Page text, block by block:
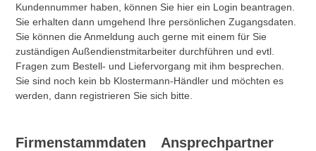
Kundennummer haben, können Sie hier ein Login beantragen.
Sie erhalten dann umgehend Ihre persönlichen Zugangsdaten.
Sie können die Anmeldung auch gerne mit einem für Sie
zuständigen Außendienstmitarbeiter durchführen und evtl.
Fragen zum Bestell- und Liefervorgang mit ihm besprechen.
Sie sind noch kein bb Klostermann-Händler und möchten es
werden, dann registrieren Sie sich bitte.
Firmenstammdaten Ansprechpartner